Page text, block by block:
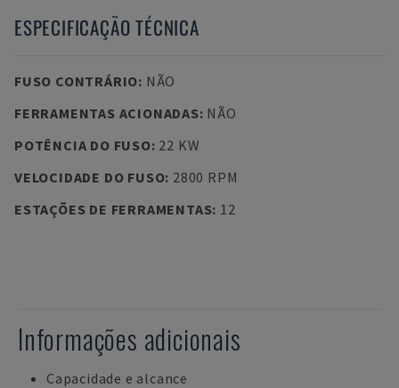
ESPECIFICAÇÃO TÉCNICA
FUSO CONTRÁRIO: NÃO
FERRAMENTAS ACIONADAS: NÃO
POTÊNCIA DO FUSO: 22 KW
VELOCIDADE DO FUSO: 2800 RPM
ESTAÇÕES DE FERRAMENTAS: 12
Informações adicionais
Capacidade e alcance